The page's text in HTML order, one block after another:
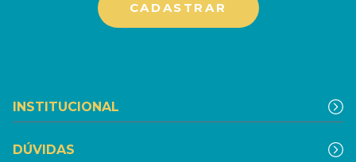
INSTITUCIONAL
DÚVIDAS